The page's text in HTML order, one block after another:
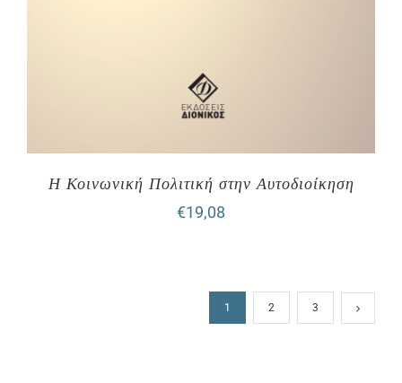
Η Κοινωνική Πολιτική στην Αυτοδιοίκηση
€19,08
1 2 3